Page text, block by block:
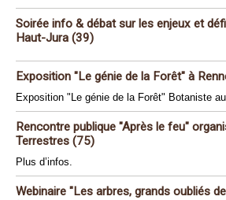
Soirée info & débat sur les enjeux et
Haut-Jura (39)
Exposition "Le génie de la Forêt" à
Exposition "Le génie de la Forêt" Botaniste
Rencontre publique "Après le feu"
Terrestres (75)
Plus d’infos.
Webinaire "Les arbres, grands oubliés